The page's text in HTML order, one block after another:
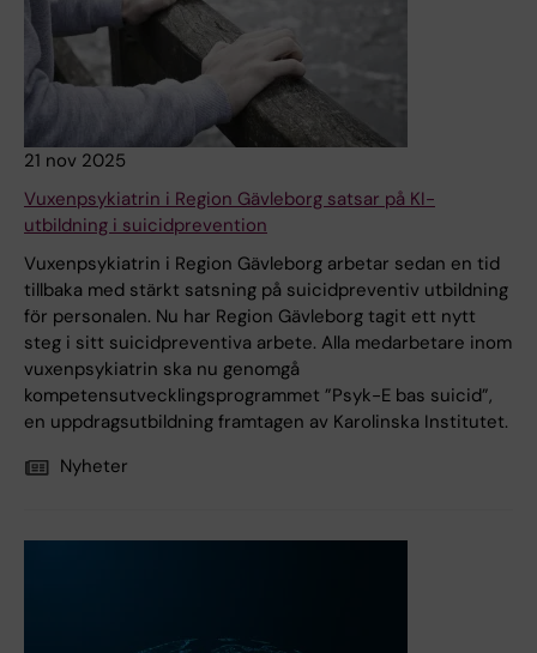
21 nov 2025
Vuxenpsykiatrin i Region Gävleborg satsar på KI-
utbildning i suicidprevention
Vuxenpsykiatrin i Region Gävleborg arbetar sedan en tid
tillbaka med stärkt satsning på suicidpreventiv utbildning
för personalen. Nu har Region Gävleborg tagit ett nytt
steg i sitt suicidpreventiva arbete. Alla medarbetare inom
vuxenpsykiatrin ska nu genomgå
kompetensutvecklingsprogrammet ”Psyk-E bas suicid”,
en uppdragsutbildning framtagen av Karolinska Institutet.
Nyheter